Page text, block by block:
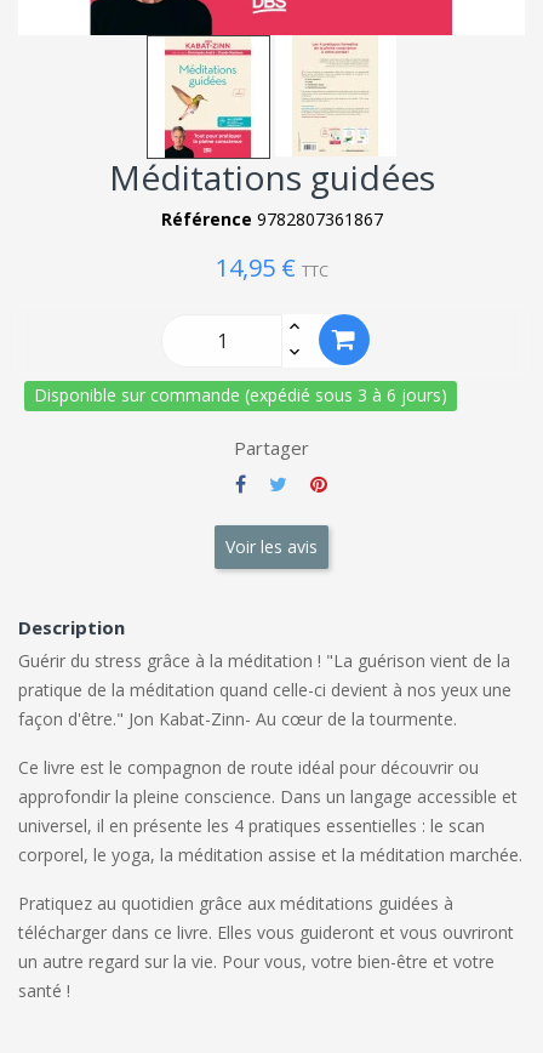
Méditations guidées
Référence 9782807361867
14,95 € TTC
Disponible sur commande (expédié sous 3 à 6 jours)
Partager
Voir les avis
Description
Guérir du stress grâce à la méditation ! "La guérison vient de la
pratique de la méditation quand celle-ci devient à nos yeux une
façon d'être." Jon Kabat-Zinn- Au cœur de la tourmente.
Ce livre est le compagnon de route idéal pour découvrir ou
approfondir la pleine conscience. Dans un langage accessible et
universel, il en présente les 4 pratiques essentielles : le scan
corporel, le yoga, la méditation assise et la méditation marchée.
Pratiquez au quotidien grâce aux méditations guidées à
télécharger dans ce livre. Elles vous guideront et vous ouvriront
un autre regard sur la vie. Pour vous, votre bien-être et votre
santé !